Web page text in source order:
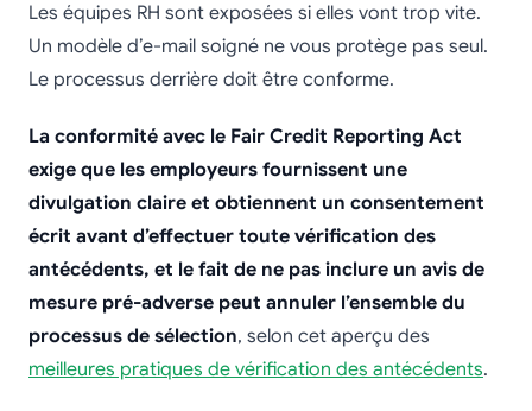
Les équipes RH sont exposées si elles vont trop vite.
Un modèle d’e-mail soigné ne vous protège pas seul.
Le processus derrière doit être conforme.
La conformité avec le Fair Credit Reporting Act
exige que les employeurs fournissent une
divulgation claire et obtiennent un consentement
écrit avant d’effectuer toute vérification des
antécédents, et le fait de ne pas inclure un avis de
mesure pré-adverse peut annuler l’ensemble du
processus de sélection, selon cet aperçu des
meilleures pratiques de vérification des antécédents.